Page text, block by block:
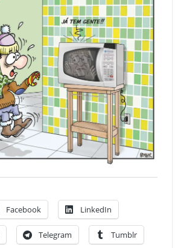
Facebook LinkedIn
Telegram Tumblr